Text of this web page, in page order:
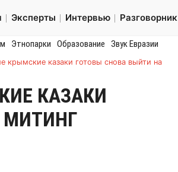
Эксперты Интервью Разговорник
Этнопарки Образование Звук Евразии
крымские казаки готовы снова выйти на
КАЗАКИ